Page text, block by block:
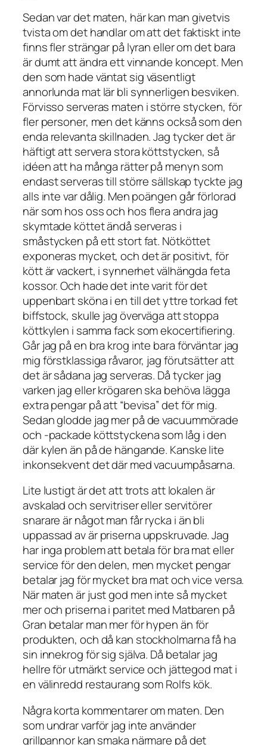
Sedan var det maten, här kan man givetvis
tvista om det handlar om att det faktiskt inte
finns fler strängar på lyran eller om det bara
är dumt att ändra ett vinnande koncept. Men
den som hade väntat sig väsentligt
annorlunda mat lär bli synnerligen besviken.
Förvisso serveras maten i större stycken, för
fler personer, men det känns också som den
enda relevanta skillnaden. Jag tycker det är
häftigt att servera stora köttstycken, så
idéen att ha många rätter på menyn som
endast serveras till större sällskap tyckte jag
alls inte var dålig. Men poängen går förlorad
när som hos oss och hos flera andra jag
skymtade köttet ändå serveras i
småstycken på ett stort fat. Nötköttet
exponeras mycket, och det är positivt, för
kött är vackert, i synnerhet välhängda feta
kossor. Och hade det inte varit för det
uppenbart sköna i en till det yttre torkad fet
biffstock, skulle jag överväga att stoppa
köttkylen i samma fack som ekocertifiering.
Går jag på en bra krog inte bara förväntar jag
mig förstklassiga råvaror, jag förutsätter att
det är sådana jag serveras. Då tycker jag
varken jag eller krögaren ska behöva lägga
extra pengar på att “bevisa” det för mig.
Sedan glodde jag mer på de vacuummörade
och -packade köttstyckena som låg i den
där kylen än på de hängande. Kanske lite
inkonsekvent det där med vacuumpåsarna.
Lite lustigt är det att trots att lokalen är
avskalad och servitriser eller servitörer
snarare är något man får rycka i än bli
uppassad av är priserna uppskruvade. Jag
har inga problem att betala för bra mat eller
service för den delen, men mycket pengar
betalar jag för mycket bra mat och vice versa.
När maten är just god men inte så mycket
mer och priserna i paritet med Matbaren på
Gran betalar man mer för hypen än för
produkten, och då kan stockholmarna få ha
sin innekrog för sig själva. Då betalar jag
hellre för utmärkt service och jättegod mat i
en välinredd restaurang som Rolfs kök.
Några korta kommentarer om maten. Den
som undrar varför jag inte använder
grillpannor kan smaka närmare på det